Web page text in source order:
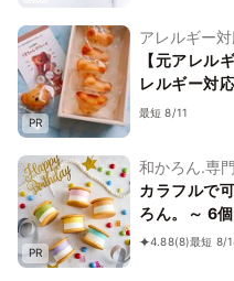
PR
アレルギー
【元アレル
レルギー対
入り／乳卵
最短 8/11
PR
和かろん.専
カラフルで
ろん。～ 6
4.88(8)最短 8/